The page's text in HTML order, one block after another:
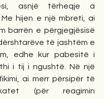
asnjë tërheqje a
hijen e një mbreti, ai
barrën e përgjegjësisë
të jashtëm e
edhe kur pabesitë i
i tij i ngushtë. Në një
ai merr përsipër të
(për reagimin